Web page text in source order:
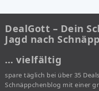
DealGott – Dein
Jagd nach
… vielfältig
spare täglich bei über 35
Schnäppchenblog mit einer